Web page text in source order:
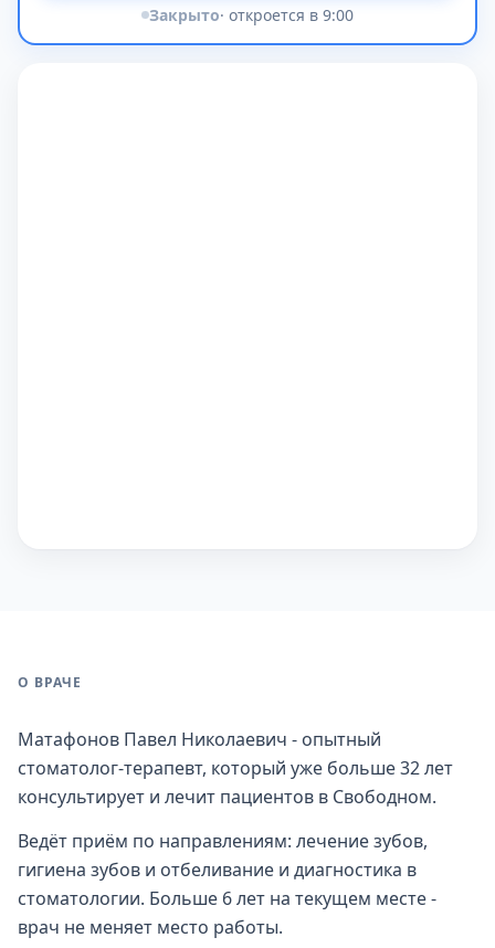
Закрыто· откроется в 9:00
О ВРАЧЕ
Матафонов Павел Николаевич - опытный
стоматолог-терапевт, который уже больше 32 лет
консультирует и лечит пациентов в Свободном.
Ведёт приём по направлениям: лечение зубов,
гигиена зубов и отбеливание и диагностика в
стоматологии. Больше 6 лет на текущем месте -
врач не меняет место работы.